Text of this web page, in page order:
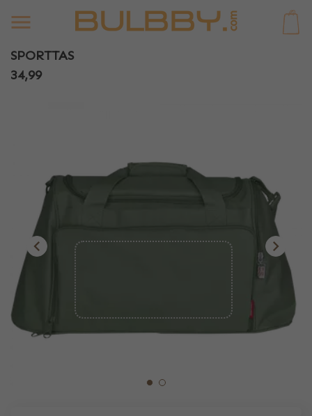
SPORTTAS
34,99